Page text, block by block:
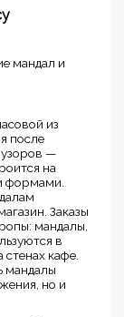
из
после
узоров —
на
формами.
Заказы
мандалы,
в
кафе.
мандалы
но и